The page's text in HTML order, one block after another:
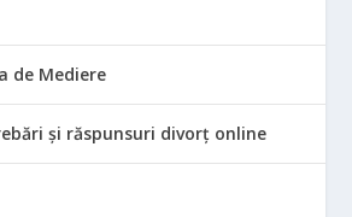
de Mediere
și răspunsuri divorț online